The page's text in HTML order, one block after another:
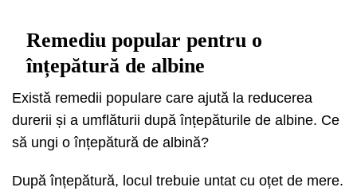
Remediu popular pentru o
înțepătură de albine
Există remedii populare care ajută la reducerea
durerii și a umflăturii după înțepăturile de albine. Ce
să ungi o înțepătură de albină?
După înțepătură, locul trebuie untat cu oțet de mere.